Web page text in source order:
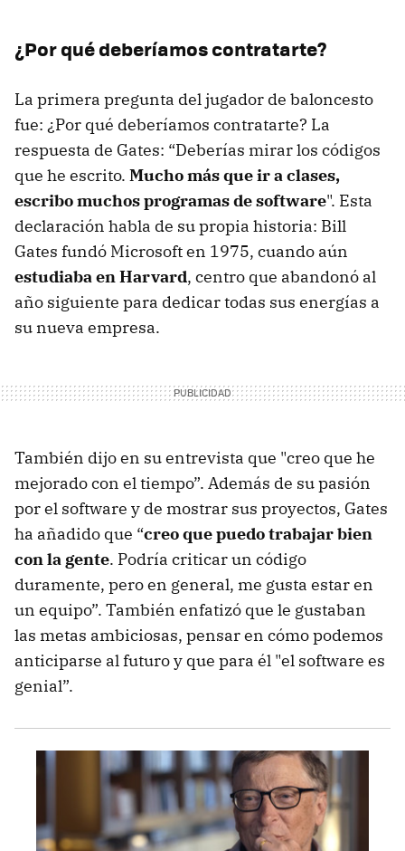
¿Por qué deberíamos contratarte?
La primera pregunta del jugador de baloncesto
fue: ¿Por qué deberíamos contratarte? La
respuesta de Gates: “Deberías mirar los códigos
que he escrito. Mucho más que ir a clases,
escribo muchos programas de software". Esta
declaración habla de su propia historia: Bill
Gates fundó Microsoft en 1975, cuando aún
estudiaba en Harvard, centro que abandonó al
año siguiente para dedicar todas sus energías a
su nueva empresa.
También dijo en su entrevista que "creo que he
mejorado con el tiempo”. Además de su pasión
por el software y de mostrar sus proyectos, Gates
ha añadido que “creo que puedo trabajar bien
con la gente. Podría criticar un código
duramente, pero en general, me gusta estar en
un equipo”. También enfatizó que le gustaban
las metas ambiciosas, pensar en cómo podemos
anticiparse al futuro y que para él "el software es
genial”.